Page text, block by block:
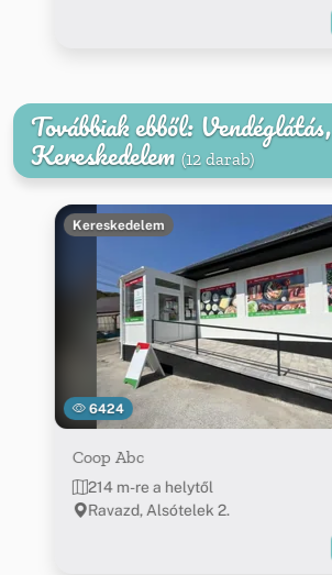
Továbbiak ebből: Vendéglátás,
Kereskedelem (12 darab)
6424
Kereskedelem
Coop Abc
214 m-re a helytől
Ravazd, Alsótelek 2.